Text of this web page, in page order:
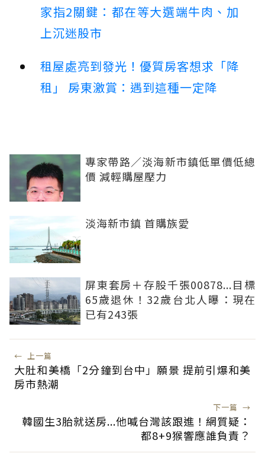
家指2關鍵：都在等大選端牛肉、加
上沉迷股市
租屋處亮到發光！優質房客想求「降
租」 房東激賞：遇到這種一定降
專家帶路／淡海新市鎮低單價低總
價 減輕購屋壓力
淡海新市鎮 首購族愛
屏東套房＋存股千張00878...目標
65歲退休！32歲台北人曝：現在
已有243張
← 上一篇
大肚和美橋「2分鐘到台中」願景 提前引爆和美
房市熱潮
下一篇 →
韓國生3胎就送房...他喊台灣該跟進！網質疑：
都8+9猴響應誰負責？